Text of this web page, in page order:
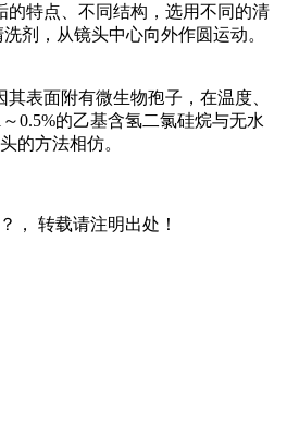
特点、不同结构，选用不同的清
剂，从镜头中心向外作圆运动。
表面附有微生物孢子，在温度、
0.5%的乙基含氢二氯硅烷与无水
的方法相仿。
， 转载请注明出处！